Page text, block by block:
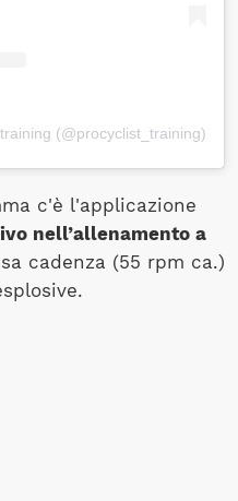
(@procyclist_training)
c'è l'applicazione
nell’allenamento a
cadenza (55 rpm ca.)